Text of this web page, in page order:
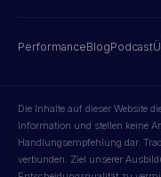
PerformanceBlogPodcast
Die Inhalte auf dieser Website
Information und stellen keine
Handlungsempfehlung dar.
verbunden. Ziel unserer